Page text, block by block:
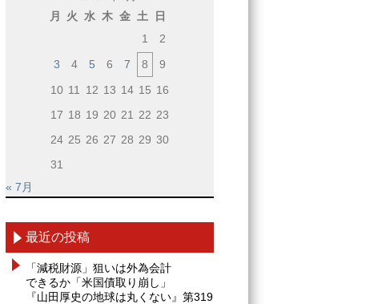
月
火 水 木 金 土
日
1
2
3
4 5 6 7 8
9
10 11 12 13 14 15 16
17 18 19 20 21 22 23
24 25 26 27 28 29 30
31
« 7月
最近の投稿
「減税財源」狙いは外為会計
できるか「米国債取り崩し」
『山田厚史の地球は丸くない』第319